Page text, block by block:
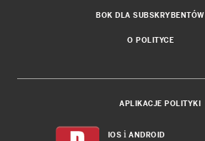
BOK DLA SUBSKRYBENTÓW
O POLITYCE
APLIKACJE POLITYKI
IOS i ANDROID